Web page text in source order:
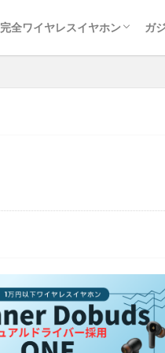
完全ワイヤレスイヤホン
カナル型ワイヤレスイヤホン
インナーイヤー型ワイヤレスイ
イヤーカフ型ワイヤレスイヤホ
オープンイヤー型ワイヤレスイ
ネックバンド型ワイヤレスイヤ
おすすめ・まとめ・比較
ガ